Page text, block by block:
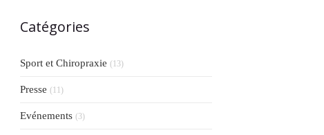
Catégories
Sport et Chiropraxie (13)
Presse (11)
Evénements (3)